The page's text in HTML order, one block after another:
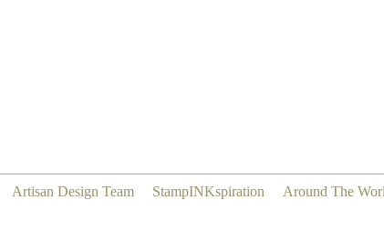
Artisan Design Team StampINKspiration Around The